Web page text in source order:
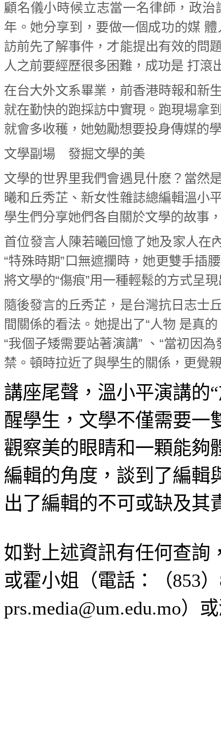
顧名儀小時候立志當一名律師，政
年。她分享到，要做一個成功的媒
訪前先了解事件，才能提出有效的問
人之前要經歷很多困難，成功是 打滾
在台大外文系畢業，前香港時報和新
就在勤快的跑採訪中實現。跑現場拿
就會多收穫，她勉勵想要投身傳媒的
文學副場 發掘文學的美
文學的世界里我們會遇見什麽？當然
曦和丘秀芷、新女性雜誌總編輯溫小
學生們分享她們各自關於文學的故事
首位發言人陳若曦回憶了她及家人在
“特殊時期”口無遮攔時，她更雙手插
將文學的“傷痕”用一種輕鬆的方式呈
隨後發言的丘秀芷，是台灣抗日志士
間關係的看法。她提出了“人物 是真
“我個子矮需要站著演講” 、“當初因
禁。頓時拉近了與學生的關係，更覺
講座尾聲，溫小平演講的
醒學生，文學不僅需要一
觀察美的眼睛和一顆能夠
編輯的角度，談到了編輯
出了編輯的不可或缺及其
如對上述資訊有任何查詢
或霍小姐（電話：（853
prs.media@um.edu.mo）